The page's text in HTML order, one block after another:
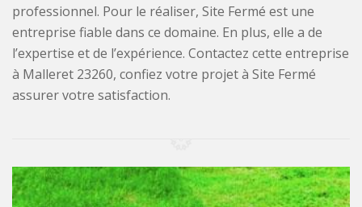
professionnel. Pour le réaliser, Site Fermé est une
entreprise fiable dans ce domaine. En plus, elle a de
l’expertise et de l’expérience. Contactez cette entreprise
à Malleret 23260, confiez votre projet à Site Fermé
assurer votre satisfaction.